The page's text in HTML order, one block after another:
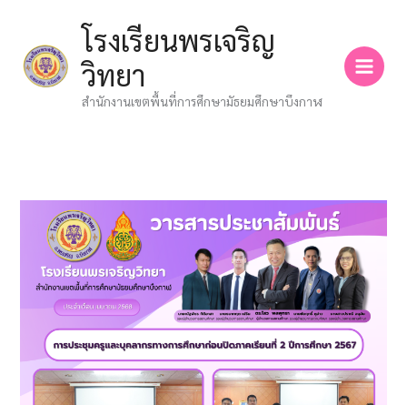
content
โรงเรียนพรเจริญ
วิทยา
สำนักงานเขตพื้นที่การศึกษามัธยมศึกษาบึงกาฬ